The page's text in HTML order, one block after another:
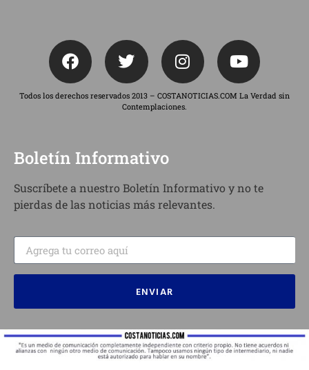
Todos los derechos reservados 2013 – COSTANOTICIAS.COM La Verdad sin
Contemplaciones.
Boletín Informativo
Suscríbete a nuestro Boletín Informativo y no te
pierdas de las noticias más relevantes.
ENVIAR